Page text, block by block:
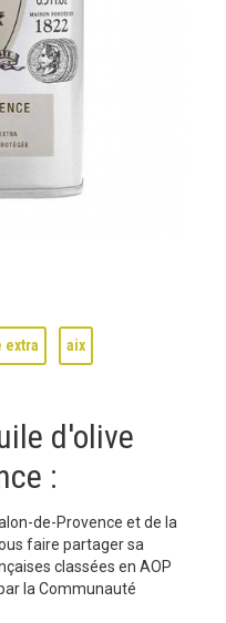
aix
d'olive
:
de-Provence et de la
faire partager sa
classées en AOP
la Communauté